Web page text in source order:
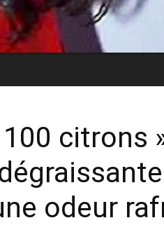
citrons
odeur